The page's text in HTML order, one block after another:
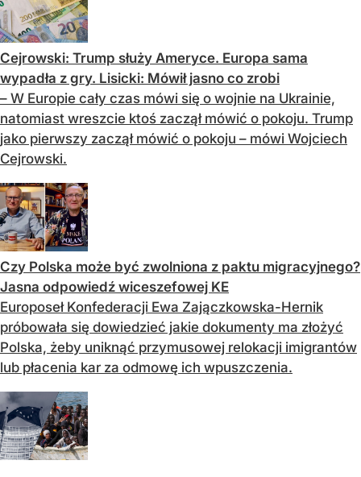
Cejrowski: Trump służy Ameryce. Europa sama
wypadła z gry. Lisicki: Mówił jasno co zrobi
– W Europie cały czas mówi się o wojnie na Ukrainie,
natomiast wreszcie ktoś zaczął mówić o pokoju. Trump
jako pierwszy zaczął mówić o pokoju – mówi Wojciech
Cejrowski.
Czy Polska może być zwolniona z paktu migracyjnego?
Jasna odpowiedź wiceszefowej KE
Europoseł Konfederacji Ewa Zajączkowska-Hernik
próbowała się dowiedzieć jakie dokumenty ma złożyć
Polska, żeby uniknąć przymusowej relokacji imigrantów
lub płacenia kar za odmowę ich wpuszczenia.